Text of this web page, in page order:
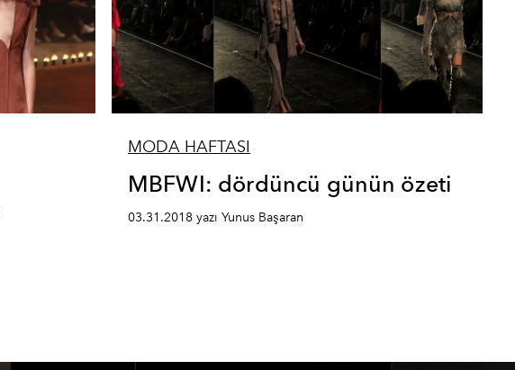
MODA HAFTASI
MBFWI: dördüncü günün özeti
03.31.2018 yazı Yunus Başaran